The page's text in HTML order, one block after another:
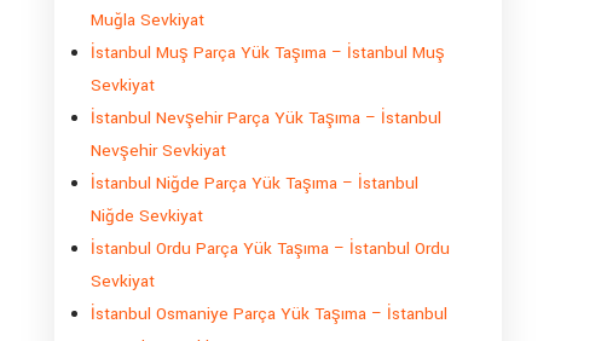
Muğla Sevkiyat
İstanbul Muş Parça Yük Taşıma – İstanbul Muş
Sevkiyat
İstanbul Nevşehir Parça Yük Taşıma – İstanbul
Nevşehir Sevkiyat
İstanbul Niğde Parça Yük Taşıma – İstanbul
Niğde Sevkiyat
İstanbul Ordu Parça Yük Taşıma – İstanbul Ordu
Sevkiyat
İstanbul Osmaniye Parça Yük Taşıma – İstanbul